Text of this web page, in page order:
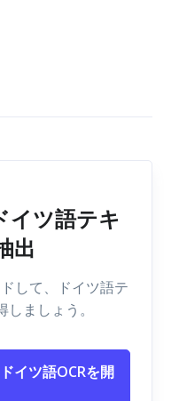
イツ語テキ
出
して、ドイツ語テ
ましょう。
イツ語OCRを開